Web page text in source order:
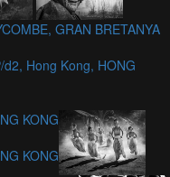
GRAN BRETANYA
Hong Kong, HONG
KONG
KONG